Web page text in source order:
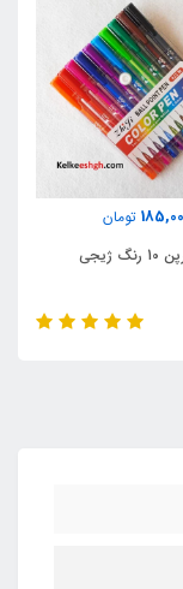
ناموجود
خودکار کنکو 12 رنگ کیفی